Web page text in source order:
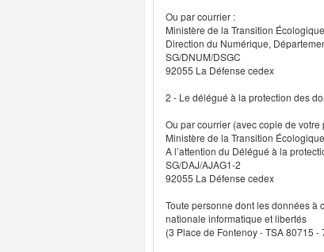
Ou par courrier :
Ministère de la Transition
Direction du Numérique,
SG/DNUM/DSGC
92055 La Défense cedex
2 - Le délégué à la protection des
Ou par courrier (avec copie de votre
Ministère de la Transition
A l’attention du Délégué à la
SG/DAJ/AJAG1-2
92055 La Défense cedex
Toute personne dont les données à
nationale informatique et libertés
(3 Place de Fontenoy - TSA 80715 -